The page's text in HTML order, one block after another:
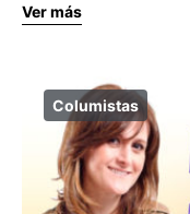
Ver más
Columistas